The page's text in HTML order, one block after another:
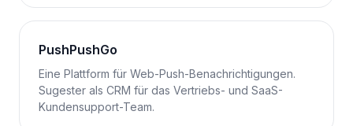
PushPushGo
Eine Plattform für Web-Push-Benachrichtigungen.
Sugester als CRM für das Vertriebs- und SaaS-
Kundensupport-Team.